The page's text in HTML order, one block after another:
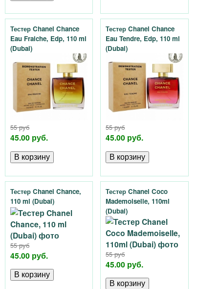
о
в
Тестер Chanel Chance
Eau Fraiche, Edp, 110 ml
(Dubai)
55 руб
45.00 руб.
Тестер Chanel Chance
Eau Tendre, Edp, 110 ml
(Dubai)
55 руб
45.00 руб.
Тестер Chanel Chance,
110 ml (Dubai)
55 руб
45.00 руб.
Тестер Chanel Coco
Mademoiselle, 110ml
(Dubai)
55 руб
45.00 руб.